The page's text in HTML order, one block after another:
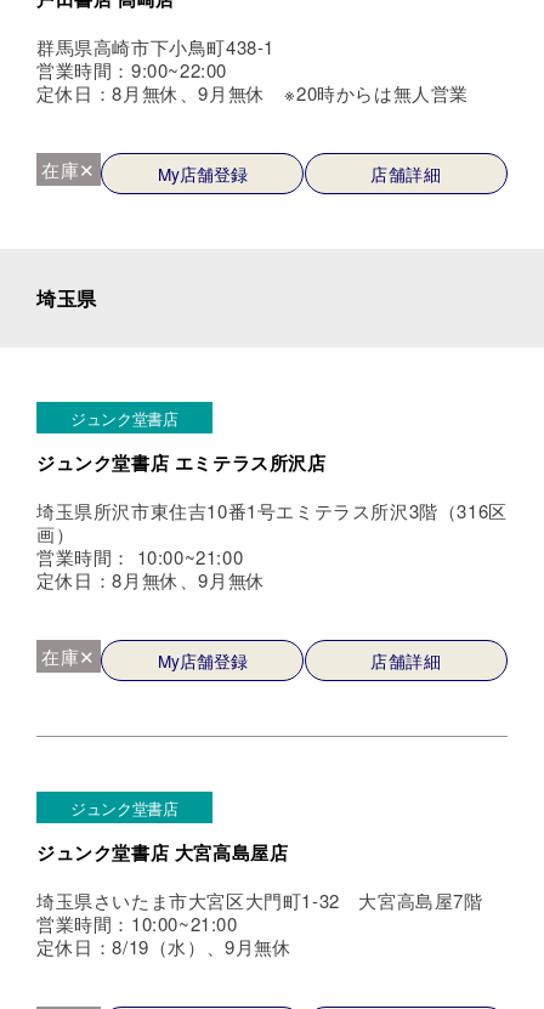
群馬県高崎市下小鳥町438-1
営業時間：9:00~22:00
定休日：8月無休、9月無休 ※20時からは無人営業
在庫✕ My店舗登録 店舗詳細
埼玉県
ジュンク堂書店
ジュンク堂書店 エミテラス所沢店
埼玉県所沢市東住吉10番1号エミテラス所沢3階（316区
画）
営業時間： 10:00~21:00
定休日：8月無休、9月無休
在庫✕ My店舗登録 店舗詳細
ジュンク堂書店
ジュンク堂書店 大宮高島屋店
埼玉県さいたま市大宮区大門町1-32 大宮高島屋7階
営業時間：10:00~21:00
定休日：8/19（水）、9月無休